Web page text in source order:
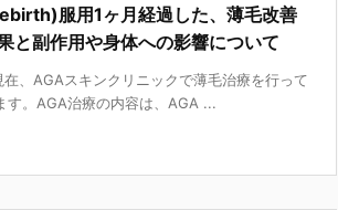
服用1ヶ月経過した、薄毛改善
と副作用や身体への影響について
在、AGAスキンクリニックで薄毛治療を行って
す。AGA治療の内容は、AGA ...